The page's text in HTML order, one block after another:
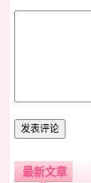
最新文章